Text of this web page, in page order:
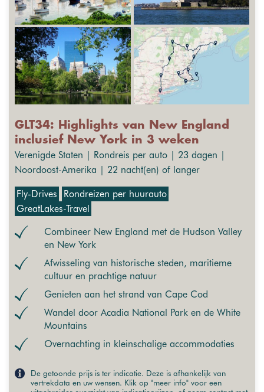
GLT34: Highlights van New England
inclusief New York in 3 weken
Verenigde Staten | Rondreis per auto | 23 dagen |
Noordoost-Amerika | 22 nacht(en) of langer
Fly-Drives
Rondreizen per huurauto
GreatLakes-Travel
Combineer New England met de Hudson Valley
en New York
Afwisseling van historische steden, maritieme
cultuur en prachtige natuur
Genieten aan het strand van Cape Cod
Wandel door Acadia National Park en de White
Mountains
Overnachting in kleinschalige accommodaties
De getoonde prijs is ter indicatie. Deze is afhankelijk van
vertrekdata en uw wensen. Klik op "meer info" voor een